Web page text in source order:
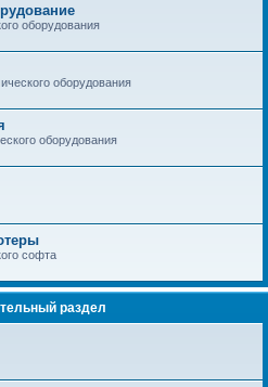
оборудования
оборудования
оборудования
софта
раздел